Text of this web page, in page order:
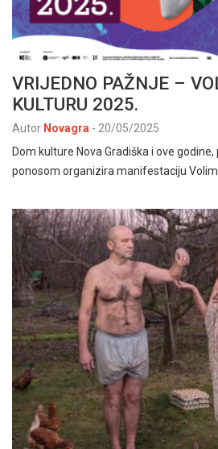
VRIJEDNO PAŽNJE –
KULTURU 2025.
Autor Novagra - 20/05/2025
Dom kulture Nova Gradiška i ove
ponosom organizira manifestaciju Volim